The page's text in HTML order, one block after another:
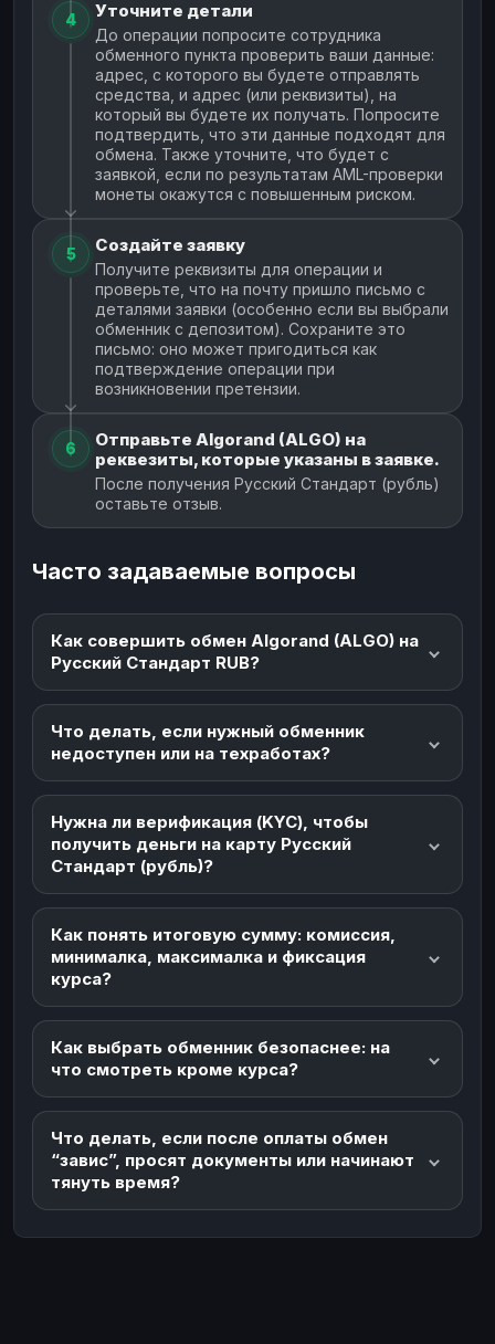
4 Уточните детали
До операции попросите сотрудника
обменного пункта проверить ваши данные:
адрес, с которого вы будете отправлять
средства, и адрес (или реквизиты), на
который вы будете их получать. Попросите
подтвердить, что эти данные подходят для
обмена. Также уточните, что будет с
заявкой, если по результатам AML-проверки
монеты окажутся с повышенным риском.
5 Создайте заявку
Получите реквизиты для операции и
проверьте, что на почту пришло письмо с
деталями заявки (особенно если вы выбрали
обменник с депозитом). Сохраните это
письмо: оно может пригодиться как
подтверждение операции при
возникновении претензии.
6
Отправьте Algorand (ALGO) на
реквезиты, которые указаны в заявке.
После получения Русский Стандарт (рубль)
оставьте отзыв.
Часто задаваемые вопросы
Как совершить обмен Algorand (ALGO) на
Русский Стандарт RUB?
Что делать, если нужный обменник
недоступен или на техработах?
Нужна ли верификация (KYC), чтобы
получить деньги на карту Русский
Стандарт (рубль)?
Как понять итоговую сумму: комиссия,
минималка, максималка и фиксация
курса?
Как выбрать обменник безопаснее: на
что смотреть кроме курса?
Что делать, если после оплаты обмен
“завис”, просят документы или начинают
тянуть время?